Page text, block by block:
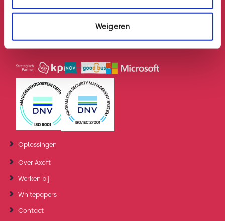
Weigeren
0882210800 info@axoft.nl
Oplossingen
Over Axoft
Werken bij
Whitepapers
Contact